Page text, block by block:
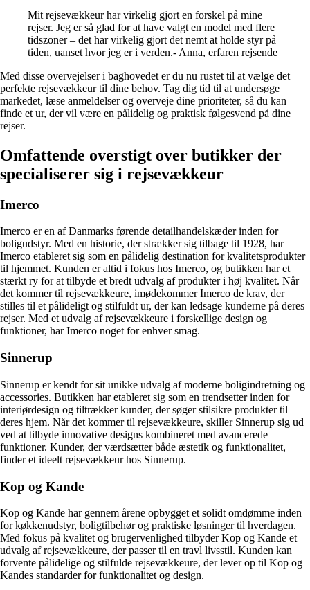
Mit rejsevækkeur har virkelig gjort en forskel på mine
rejser. Jeg er så glad for at have valgt en model med flere
tidszoner – det har virkelig gjort det nemt at holde styr på
tiden, uanset hvor jeg er i verden.- Anna, erfaren rejsende
Med disse overvejelser i baghovedet er du nu rustet til at vælge det
perfekte rejsevækkeur til dine behov. Tag dig tid til at undersøge
markedet, læse anmeldelser og overveje dine prioriteter, så du kan
finde et ur, der vil være en pålidelig og praktisk følgesvend på dine
rejser.
Omfattende overstigt over butikker der
specialiserer sig i rejsevækkeur
Imerco
Imerco er en af Danmarks førende detailhandelskæder inden for
boligudstyr. Med en historie, der strækker sig tilbage til 1928, har
Imerco etableret sig som en pålidelig destination for kvalitetsprodukter
til hjemmet. Kunden er altid i fokus hos Imerco, og butikken har et
stærkt ry for at tilbyde et bredt udvalg af produkter i høj kvalitet. Når
det kommer til rejsevækkeure, imødekommer Imerco de krav, der
stilles til et pålideligt og stilfuldt ur, der kan ledsage kunderne på deres
rejser. Med et udvalg af rejsevækkeure i forskellige design og
funktioner, har Imerco noget for enhver smag.
Sinnerup
Sinnerup er kendt for sit unikke udvalg af moderne boligindretning og
accessories. Butikken har etableret sig som en trendsetter inden for
interiørdesign og tiltrækker kunder, der søger stilsikre produkter til
deres hjem. Når det kommer til rejsevækkeure, skiller Sinnerup sig ud
ved at tilbyde innovative designs kombineret med avancerede
funktioner. Kunder, der værdsætter både æstetik og funktionalitet,
finder et ideelt rejsevækkeur hos Sinnerup.
Kop og Kande
Kop og Kande har gennem årene opbygget et solidt omdømme inden
for køkkenudstyr, boligtilbehør og praktiske løsninger til hverdagen.
Med fokus på kvalitet og brugervenlighed tilbyder Kop og Kande et
udvalg af rejsevækkeure, der passer til en travl livsstil. Kunden kan
forvente pålidelige og stilfulde rejsevækkeure, der lever op til Kop og
Kandes standarder for funktionalitet og design.